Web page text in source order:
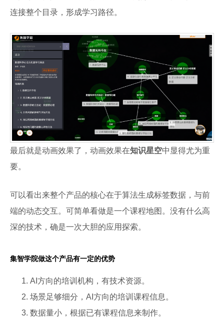
连接整个目录，形成学习路径。
最后就是动画效果了，动画效果在知识星空中显得尤为重
要。
可以看出来整个产品的核心在于算法生成标签数据，与前
端的动态交互。可简单看做是一个课程地图。没有什么高
深的技术，确是一次大胆的应用探索。
集智学院做这个产品有一定的优势
AI方向的培训机构，有技术资源。
场景足够细分，AI方向的培训课程信息。
数据量小，根据已有课程信息来制作。